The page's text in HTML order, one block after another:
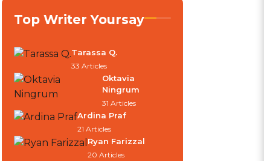
Top Writer Yoursay
Tarassa Q.
33 Articles
Oktavia
Ningrum
31 Articles
Ardina Praf
21 Articles
Ryan Farizzal
20 Articles